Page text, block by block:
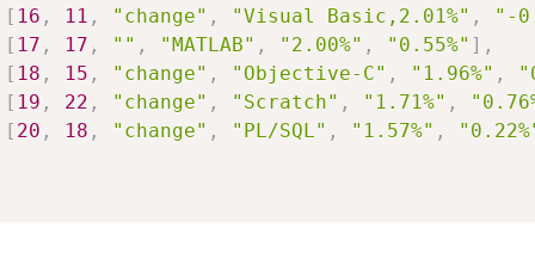
[ 16 , 11 , "change" , "Visual Basic,2.01%" , "-
[ 17 , 17 , "" , "MATLAB" , "2.00%" , "0.55%" ] ,
[ 18 , 15 , "change" , "Objective-C" , "1.96%" ,
[ 19 , 22 , "change" , "Scratch" , "1.71%" ,
[ 20 , 18 , "change" , "PL/SQL" , "1.57%" ,